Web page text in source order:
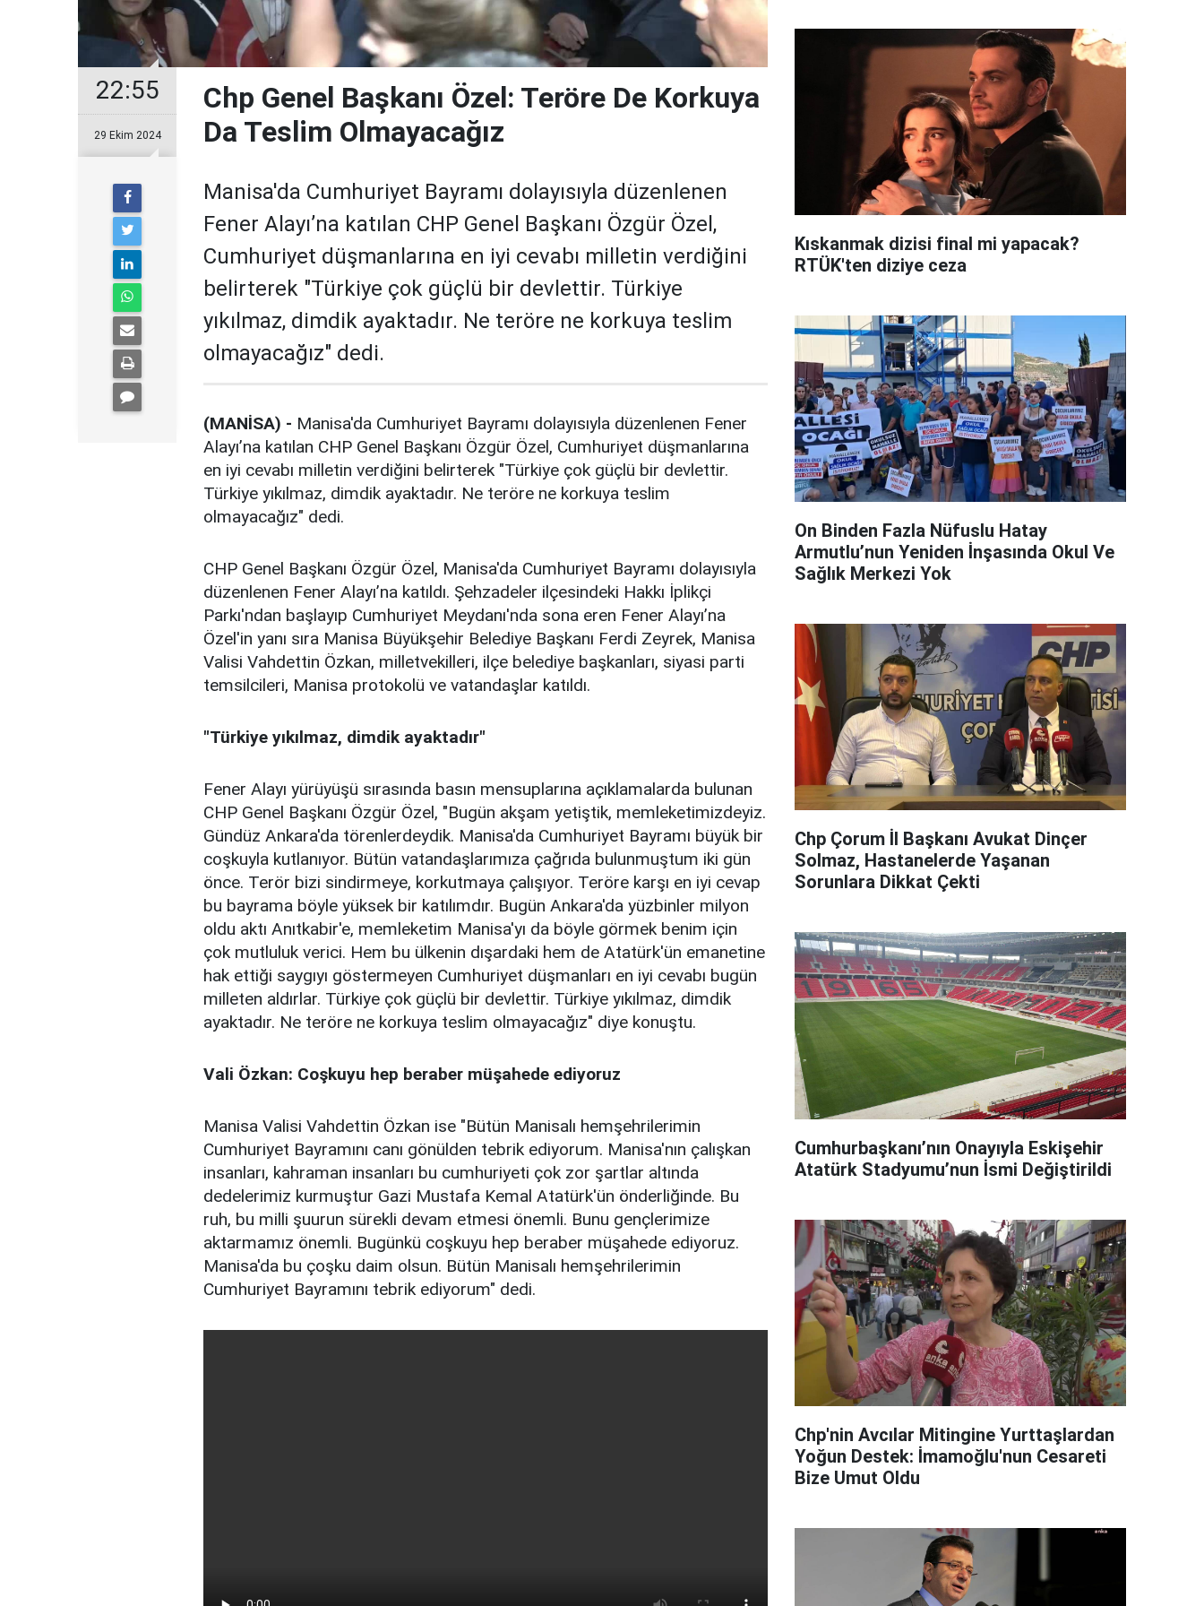
22:55
29 Ekim 2024
Chp Genel Başkanı Özel: Teröre De Korkuya
Da Teslim Olmayacağız
Manisa'da Cumhuriyet Bayramı dolayısıyla düzenlenen
Fener Alayı’na katılan CHP Genel Başkanı Özgür Özel,
Cumhuriyet düşmanlarına en iyi cevabı milletin verdiğini
belirterek "Türkiye çok güçlü bir devlettir. Türkiye
yıkılmaz, dimdik ayaktadır. Ne teröre ne korkuya teslim
olmayacağız" dedi.
(MANİSA) - Manisa'da Cumhuriyet Bayramı dolayısıyla düzenlenen Fener
Alayı’na katılan CHP Genel Başkanı Özgür Özel, Cumhuriyet düşmanlarına
en iyi cevabı milletin verdiğini belirterek "Türkiye çok güçlü bir devlettir.
Türkiye yıkılmaz, dimdik ayaktadır. Ne teröre ne korkuya teslim
olmayacağız" dedi.
CHP Genel Başkanı Özgür Özel, Manisa'da Cumhuriyet Bayramı dolayısıyla
düzenlenen Fener Alayı’na katıldı. Şehzadeler ilçesindeki Hakkı İplikçi
Parkı'ndan başlayıp Cumhuriyet Meydanı'nda sona eren Fener Alayı’na
Özel'in yanı sıra Manisa Büyükşehir Belediye Başkanı Ferdi Zeyrek, Manisa
Valisi Vahdettin Özkan, milletvekilleri, ilçe belediye başkanları, siyasi parti
temsilcileri, Manisa protokolü ve vatandaşlar katıldı.
"Türkiye yıkılmaz, dimdik ayaktadır"
Fener Alayı yürüyüşü sırasında basın mensuplarına açıklamalarda bulunan
CHP Genel Başkanı Özgür Özel, "Bugün akşam yetiştik, memleketimizdeyiz.
Gündüz Ankara'da törenlerdeydik. Manisa'da Cumhuriyet Bayramı büyük bir
coşkuyla kutlanıyor. Bütün vatandaşlarımıza çağrıda bulunmuştum iki gün
önce. Terör bizi sindirmeye, korkutmaya çalışıyor. Teröre karşı en iyi cevap
bu bayrama böyle yüksek bir katılımdır. Bugün Ankara'da yüzbinler milyon
oldu aktı Anıtkabir'e, memleketim Manisa'yı da böyle görmek benim için
çok mutluluk verici. Hem bu ülkenin dışardaki hem de Atatürk'ün emanetine
hak ettiği saygıyı göstermeyen Cumhuriyet düşmanları en iyi cevabı bugün
milleten aldırlar. Türkiye çok güçlü bir devlettir. Türkiye yıkılmaz, dimdik
ayaktadır. Ne teröre ne korkuya teslim olmayacağız" diye konuştu.
Vali Özkan: Coşkuyu hep beraber müşahede ediyoruz
Manisa Valisi Vahdettin Özkan ise "Bütün Manisalı hemşehrilerimin
Cumhuriyet Bayramını canı gönülden tebrik ediyorum. Manisa'nın çalışkan
insanları, kahraman insanları bu cumhuriyeti çok zor şartlar altında
dedelerimiz kurmuştur Gazi Mustafa Kemal Atatürk'ün önderliğinde. Bu
ruh, bu milli şuurun sürekli devam etmesi önemli. Bunu gençlerimize
aktarmamız önemli. Bugünkü coşkuyu hep beraber müşahede ediyoruz.
Manisa'da bu çoşku daim olsun. Bütün Manisalı hemşehrilerimin
Cumhuriyet Bayramını tebrik ediyorum" dedi.
Kıskanmak dizisi final mi yapacak?
RTÜK'ten diziye ceza
On Binden Fazla Nüfuslu Hatay
Armutlu’nun Yeniden İnşasında Okul Ve
Sağlık Merkezi Yok
Chp Çorum İl Başkanı Avukat Dinçer
Solmaz, Hastanelerde Yaşanan
Sorunlara Dikkat Çekti
Cumhurbaşkanı’nın Onayıyla Eskişehir
Atatürk Stadyumu’nun İsmi Değiştirildi
Chp'nin Avcılar Mitingine Yurttaşlardan
Yoğun Destek: İmamoğlu'nun Cesareti
Bize Umut Oldu